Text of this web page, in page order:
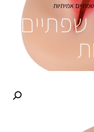
אמיתיות